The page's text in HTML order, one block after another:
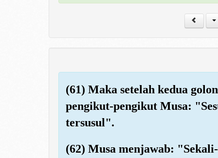
(61) Maka setelah kedua
pengikut-pengikut Musa:
tersusul".
(62) Musa menjawab: